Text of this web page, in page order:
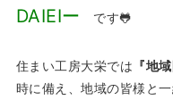
DAIEIー です🐸
住まい工房大栄では 『地
時に備え、地域の皆様と